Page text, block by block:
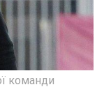
команди